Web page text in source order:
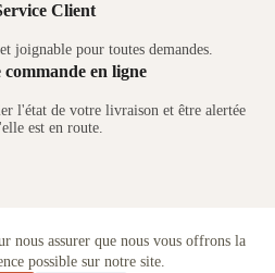
nous assurer que nous vous offrons la
possible sur notre site.
Client
joignable pour toutes demandes.
commande en ligne
l'état de votre livraison et être alertée
est en route.